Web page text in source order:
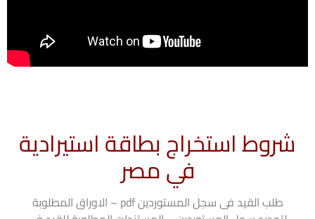
شروط استخراج بطاقة استيرادية
في مصر
طلب القيد فى سجل المستوردين pdf – الاوراق المطلوبة